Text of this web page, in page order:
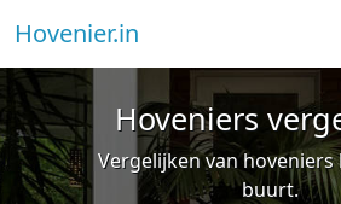
Hovenier.in
Hoveniers
Vergelijken van hoveniers
buurt.